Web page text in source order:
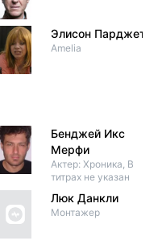
Элисон Парджетер
Amelia
Бенджей Икс
Мерфи
Актер: Хроника, В
титрах не указан
Люк Данкли
Монтажер